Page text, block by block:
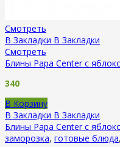
Смотреть
В Закладки В Закладки
Смотреть
Блины Papa Center с
340
В Корзину
В Закладки В Закладки
Блины Papa Center с
заморозка, готовые блюда,